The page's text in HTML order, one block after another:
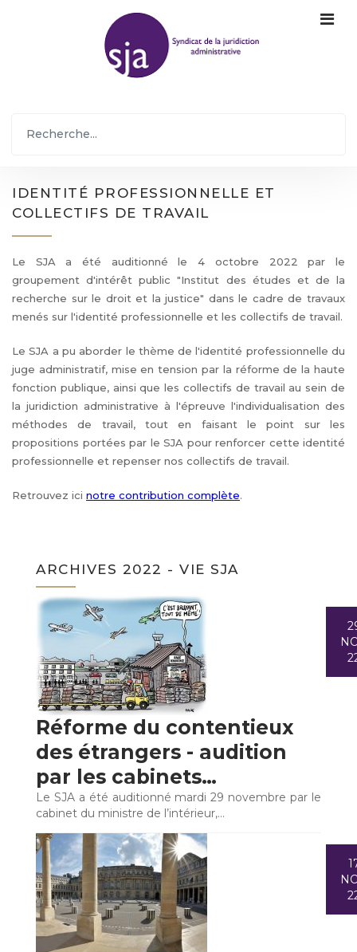
IDENTITÉ PROFESSIONNELLE ET
COLLECTIFS DE TRAVAIL
Le SJA a été auditionné le 4 octobre 2022 par le
groupement d'intérêt public "Institut des études et de la
recherche sur le droit et la justice" dans le cadre de travaux
menés sur l'identité professionnelle et les collectifs de travail.
Le SJA a pu aborder le thème de l'identité professionnelle du
juge administratif, mise en tension par la réforme de la haute
fonction publique, ainsi que les collectifs de travail au sein de
la juridiction administrative à l'épreuve l'individualisation des
méthodes de travail, tout en faisant le point sur les
propositions portées par le SJA pour renforcer cette identité
professionnelle et repenser nos collectifs de travail.
Retrouvez ici notre contribution complète.
ARCHIVES 2022 - VIE SJA
Réforme du contentieux
des étrangers - audition
par les cabinets…
Le SJA a été auditionné mardi 29 novembre par le
cabinet du ministre de l’intérieur,…